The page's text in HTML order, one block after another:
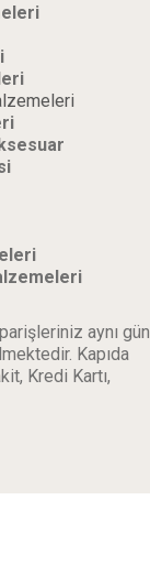
aynı gün
Kapıda
Kredi Kartı,